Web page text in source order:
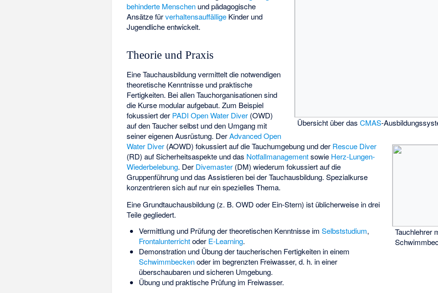
Übersicht über dasCMAS-
Tauchlehrer
behinderte Menschen und pädagogische
Ansätze fürverhaltensauffällige Kinder und
Jugendliche entwickelt.
Theorie und Praxis
Eine Tauchausbildung vermittelt die notwendigen
theoretische Kenntnisse und praktische
Fertigkeiten. Bei allen Tauchorganisationen sind
die Kurse modular aufgebaut. Zum Beispiel
fokussiert der PADI Open Water Diver (OWD)
auf den Taucher selbst und den Umgang mit
seiner eigenen Ausrüstung. DerAdvanced Open
Water Diver (AOWD) fokussiert auf die Tauchumgebung und der Rescue Diver
(RD) auf Sicherheitsaspekte und das Notfallmanagementsowie Herz-Lungen-
Wiederbelebung. Der Divemaster (DM) wiederum fokussiert auf die
Gruppenführung und das Assistieren bei der Tauchausbildung. Spezialkurse
konzentrieren sich auf nur ein spezielles Thema.
Eine Grundtauchausbildung (z. B. OWD oder Ein-Stern) ist üblicherweise in drei
Teile gegliedert.
Vermittlung und Prüfung der theoretischen Kenntnisse im Selbststudium,
Frontalunterrichtoder E-Learning.
Demonstration und Übung der taucherischen Fertigkeiten in einem
Schwimmbeckenoder im begrenzten Freiwasser, d. h. in einer
überschaubaren und sicheren Umgebung.
Übung und praktische Prüfung im Freiwasser.